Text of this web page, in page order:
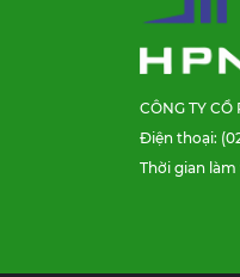
CÔNG TY
Điện thoại:
Thời gian làm